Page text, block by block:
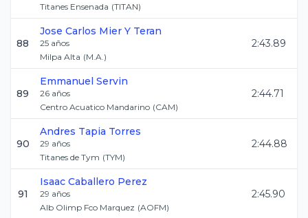
Titanes Ensenada (TITAN)
88
Jose Carlos Mier Y Teran
25 años
Milpa Alta (M.A.)
2:43.89
89
Emmanuel Servin
26 años
Centro Acuatico Mandarino (CAM)
2:44.71
90
Andres Tapia Torres
29 años
Titanes de Tym (TYM)
2:44.88
91
Isaac Caballero Perez
29 años
Alb Olimp Fco Marquez (AOFM)
2:45.90